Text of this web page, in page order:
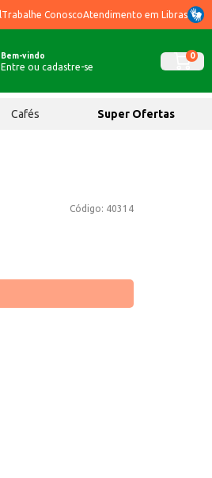
Trabalhe ConoscoAtendimento em Libras
Bem-vindo
Entre ou cadastre-se
0
Cafés Super Ofertas
Código: 40314